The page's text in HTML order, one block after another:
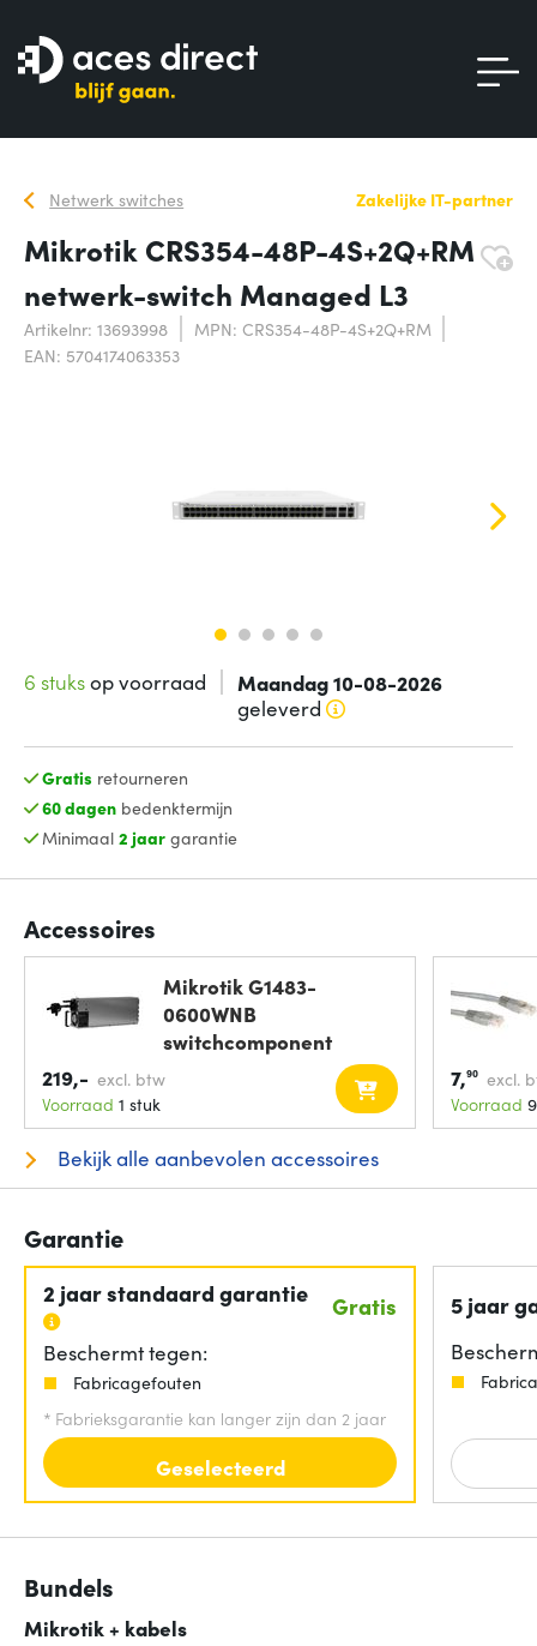
Netwerk switches Zakelijke IT-partner
Mikrotik CRS354-48P-4S+2Q+RM
netwerk-switch Managed L3
Artikelnr: 13693998
MPN: CRS354-48P-4S+2Q+RM
EAN: 5704174063353
6 stuksop voorraad Maandag 10-08-2026
geleverd
Gratis retourneren
60 dagenbedenktermijn
Minimaal 2 jaargarantie
Accessoires
Mikrotik G1483-
0600WNB
switchcomponent
219,- excl. btw
Voorraad 1 stuk
7,90 excl.
Voorraad
Bekijk alle aanbevolen accessoires
Garantie
2 jaar standaard garantie Gratis
Beschermt tegen:
Fabricagefouten
* Fabrieksgarantie kan langer zijn dan 2 jaar
Geselecteerd
5 jaar
Bundels
Mikrotik + kabels